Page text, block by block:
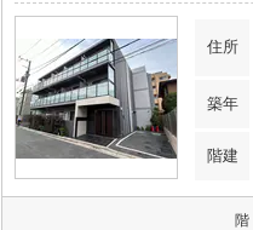
住所
築年
階建
階